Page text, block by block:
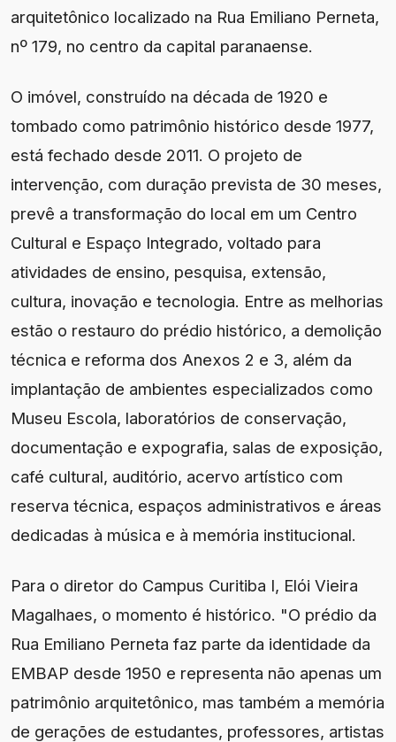
arquitetônico localizado na Rua Emiliano Perneta,
nº 179, no centro da capital paranaense.
O imóvel, construído na década de 1920 e
tombado como patrimônio histórico desde 1977,
está fechado desde 2011. O projeto de
intervenção, com duração prevista de 30 meses,
prevê a transformação do local em um Centro
Cultural e Espaço Integrado, voltado para
atividades de ensino, pesquisa, extensão,
cultura, inovação e tecnologia. Entre as melhorias
estão o restauro do prédio histórico, a demolição
técnica e reforma dos Anexos 2 e 3, além da
implantação de ambientes especializados como
Museu Escola, laboratórios de conservação,
documentação e expografia, salas de exposição,
café cultural, auditório, acervo artístico com
reserva técnica, espaços administrativos e áreas
dedicadas à música e à memória institucional.
Para o diretor do Campus Curitiba I, Elói Vieira
Magalhaes, o momento é histórico. "O prédio da
Rua Emiliano Perneta faz parte da identidade da
EMBAP desde 1950 e representa não apenas um
patrimônio arquitetônico, mas também a memória
de gerações de estudantes, professores, artistas